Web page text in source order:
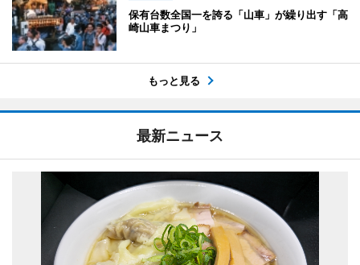
保有台数全国一を誇る「山車」が繰り出す「高
崎山車まつり」
もっと見る
最新ニュース